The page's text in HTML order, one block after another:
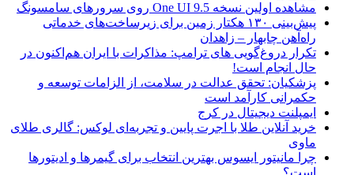
مشاهده اولین نسخه One UI 9.5 روی سرورهای سامسونگ
پیش‌بینی ۱۳۰ هکتار زمین برای زیرساخت‌های خدماتی
راه‌آهن چابهار – زاهدان
تکرار دروغ‌گویی های ترامپ: مذاکرات با ایران هم‌اکنون در
حال انجام است!
پزشکیان: تحقق عدالت در سلامت، از الزامات توسعه و
حکمرانی کارآمد است
ایمپلنت دیجیتال در کرج
خرید آنلاین طلا با اجرت پایین و تجربه‌ای لوکس: گالری طلای
ماوی
چرا مانیتور ایسوس بهترین انتخاب برای گیمرها و ادیتورها
است؟